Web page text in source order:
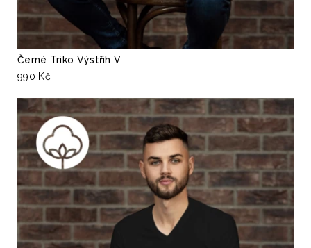
Černé Triko Výstřih V
990 Kč